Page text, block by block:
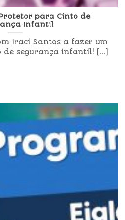
para Cinto de
Infantil
Iraci Santos a fazer um
segurança infantil! [...]